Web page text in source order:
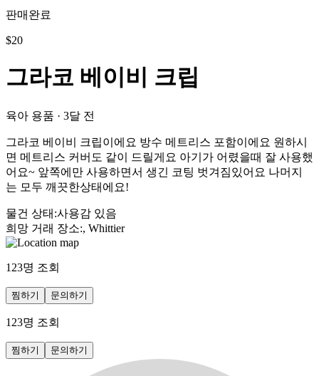
판매완료
$20
그라코 베이비 크립
육아 용품 · 3달 전
그라코 베이비 크립이에요 방수 메트리스 포함이에요 원하시
면 메트리스 커버도 같이 드릴게요 아기가 어렸을때 잘 사용했
어요~ 앞쪽에만 사용하면서 생긴 코팅 벗겨짐있어요 나머지
는 모두 깨끗한상태에요!
물건 상태 :사용감 있음
희망 거래 장소:, Whittier
123명 조회
찜하기 문의하기
123명 조회
찜하기 문의하기